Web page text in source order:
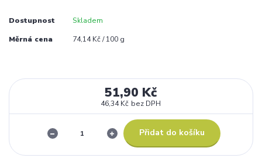
Dostupnost Skladem
Měrná cena 74,14 Kč / 100 g
51,90 Kč
46,34 Kč bez DPH
Přidat do košíku